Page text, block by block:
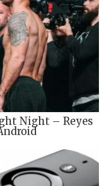
Night – Reyes